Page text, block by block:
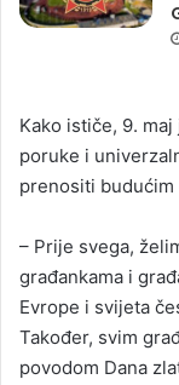
Kako ističe, 9.
poruke i
prenositi budućim
– Prije svega,
građankama i
Evrope i svijeta
Također, svim
povodom Dana